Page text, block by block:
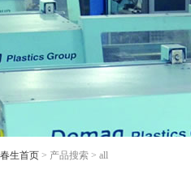
春生首页 > 产品搜索 > all